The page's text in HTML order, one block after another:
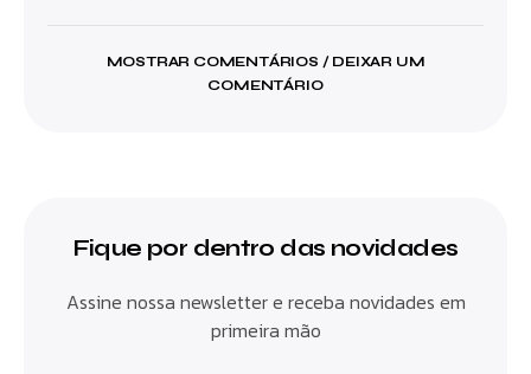
MOSTRAR COMENTÁRIOS / DEIXAR UM
COMENTÁRIO
Fique por dentro das novidades
Assine nossa newsletter e receba novidades em
primeira mão